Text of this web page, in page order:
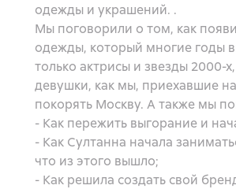
одежды и украшений. .
Мы поговорили о том, как
одежды, который многие годы
только актрисы и звезды 2000-
девушки, как мы, приехавшие
покорять Москву. А также мы
- Как пережить выгорание и
- Как Султанна начала
что из этого вышло;
- Как решила создать свой